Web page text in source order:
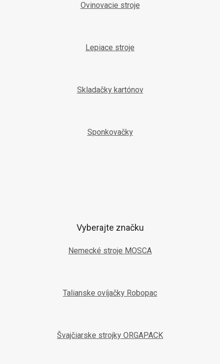
Ovinovacie stroje
Lepiace stroje
Skladačky kartónov
Sponkovačky
Vyberajte značku
Nemecké stroje MOSCA
Talianske ovíjačky Robopac
Švajčiarske strojky ORGAPACK